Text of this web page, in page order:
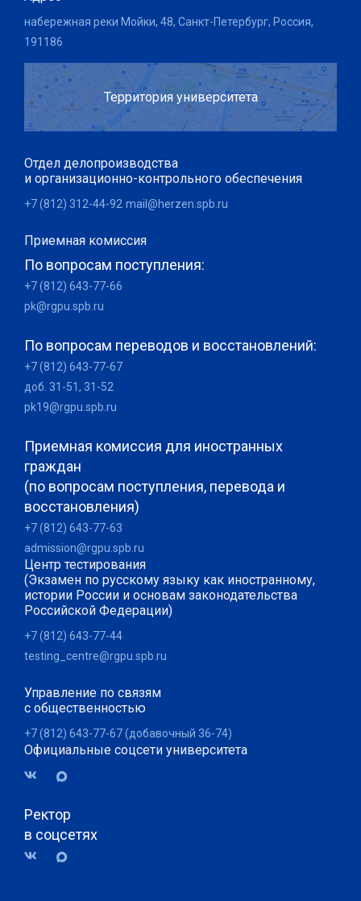
набережная реки Мойки, 48, Санкт-Петербург, Россия,
191186
Территория университета
Отдел делопроизводства
и организационно-контрольного обеспечения
+7 (812) 312-44-92 mail@herzen.spb.ru
Приемная комиссия
По вопросам поступления:
+7 (812) 643-77-66
pk@rgpu.spb.ru
По вопросам переводов и восстановлений:
+7 (812) 643-77-67
доб. 31-51, 31-52
pk19@rgpu.spb.ru
Приемная комиссия для иностранных
граждан
(по вопросам поступления, перевода и
восстановления)
+7 (812) 643-77-63
admission@rgpu.spb.ru
Центр тестирования
(Экзамен по русскому языку как иностранному,
истории России и основам законодательства
Российской Федерации)
+7 (812) 643-77-44
testing_centre@rgpu.spb.ru
Управление по связям
с общественностью
+7 (812) 643-77-67 (добавочный 36-74)
Официальные соцсети университета
Ректор
в соцсетях